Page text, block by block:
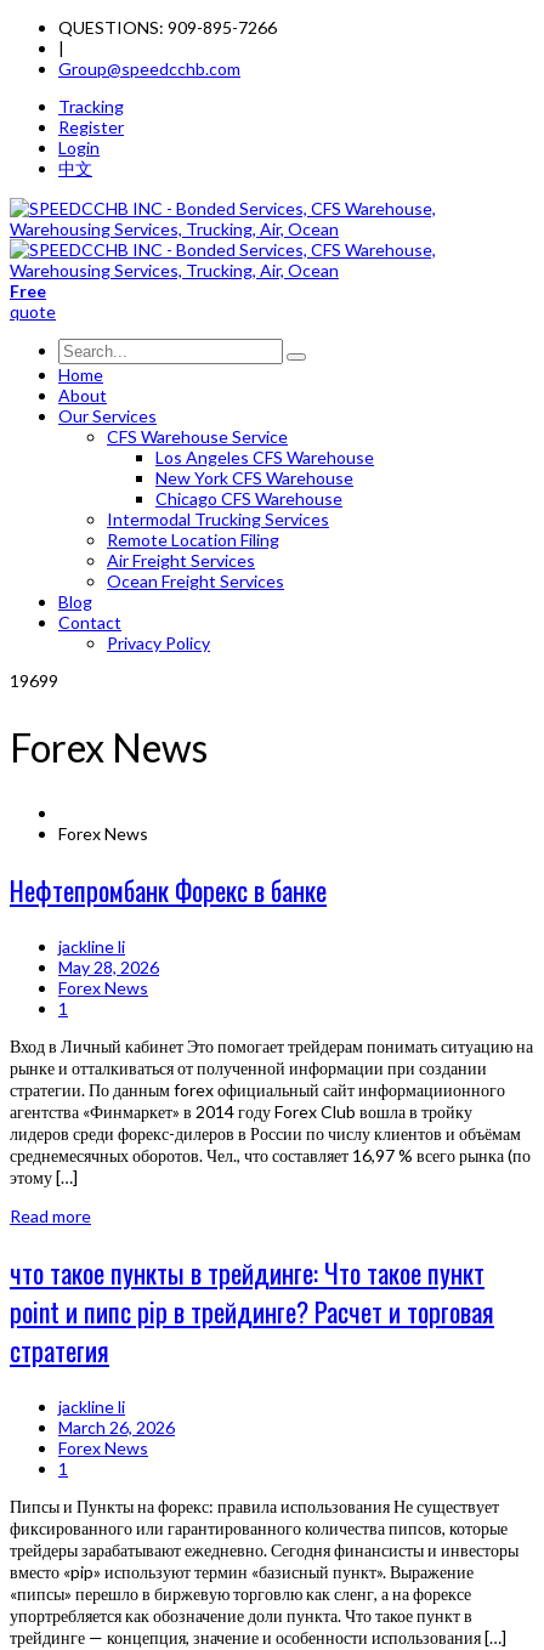
QUESTIONS: 909-895-7266
|
Group@speedcchb.com
Tracking
Register
Login
中文
Free
quote
Home
About
Our Services
CFS Warehouse Service
Los Angeles CFS Warehouse
New York CFS Warehouse
Chicago CFS Warehouse
Intermodal Trucking Services
Remote Location Filing
Air Freight Services
Ocean Freight Services
Blog
Contact
Privacy Policy
19699
Forex News
Forex News
Нефтепромбанк Форекс в банке
jackline li
May 28, 2026
Forex News
1
Вход в Личный кабинет Это помогает трейдерам понимать ситуацию на
рынке и отталкиваться от полученной информации при создании
стратегии. По данным forex официальный сайт информациионного
агентства «Финмаркет» в 2014 году Forex Club вошла в тройку
лидеров среди форекс-дилеров в России по числу клиентов и объёмам
среднемесячных оборотов. Чел., что составляет 16,97 % всего рынка (по
этому […]
Read more
что такое пункты в трейдинге: Что такое пункт
point и пипс pip в трейдинге? Расчет и торговая
стратегия
jackline li
March 26, 2026
Forex News
1
Пипсы и Пункты на форекс: правила использования Не существует
фиксированного или гарантированного количества пипсов, которые
трейдеры зарабатывают ежедневно. Сегодня финансисты и инвесторы
вместо «pip» используют термин «базисный пункт». Выражение
«пипсы» перешло в биржевую торговлю как сленг, а на форексе
упортребляется как обозначение доли пункта. Что такое пункт в
трейдинге — концепция, значение и особенности использования […]